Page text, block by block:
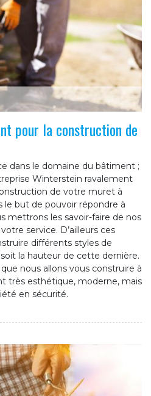
pour la construction de
dans le domaine du bâtiment ;
Winterstein ravalement
de votre muret à
le but de pouvoir répondre à
mettrons les savoir-faire de nos
service. D’ailleurs ces
différents styles de
la hauteur de cette dernière.
nous allons vous construire à
très esthétique, moderne, mais
en sécurité.